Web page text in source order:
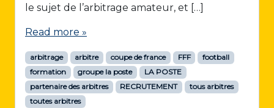
le sujet de l’arbitrage amateur, et […]
Read more »
arbitrage arbitre coupe de france FFF
football
formation
groupe la poste
LA POSTE
partenaire des arbitres
RECRUTEMENT
tous arbitres
toutes arbitres